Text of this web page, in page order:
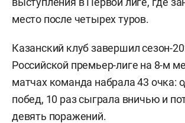
место после четырех туров.
Казанский клуб завершил сезон-
Российской премьер-лиге на 8-м
матчах команда набрала 43 очка:
побед, 10 раз сыграла вничью и
девять поражений.